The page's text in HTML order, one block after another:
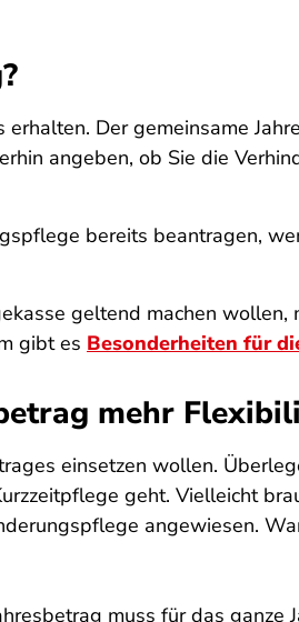
Der gemeinsame
angeben, ob Sie die
bereits beantragen,
geltend machen wollen,
gibt es Besonderheiten für
mehr
einsetzen wollen.
geht. Vielleicht
angewiesen.
muss für das